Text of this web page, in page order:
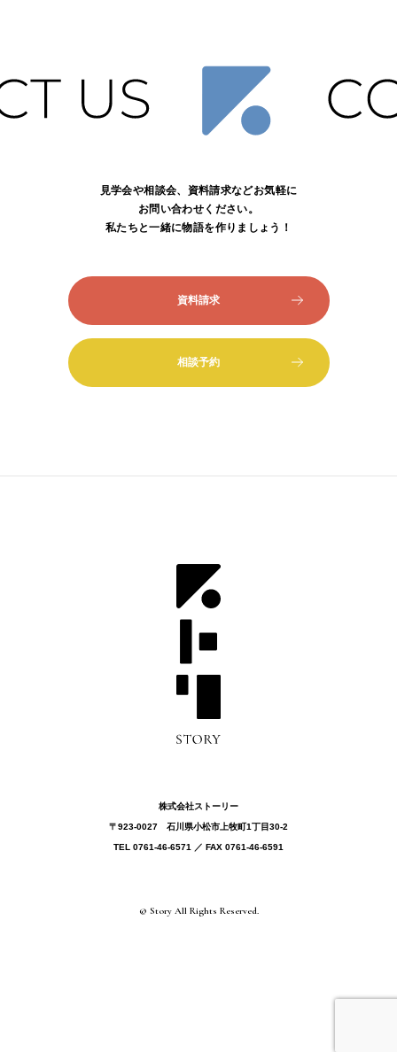
見学会や相談会、資料請求などお気軽に
お問い合わせください。
私たちと一緒に物語を作りましょう！
資料請求
相談予約
株式会社ストーリー
〒923-0027 ⽯川県⼩松市上牧町1丁目30-2
TEL 0761-46-6571 ／ FAX 0761-46-6591
© Story All Rights Reserved.